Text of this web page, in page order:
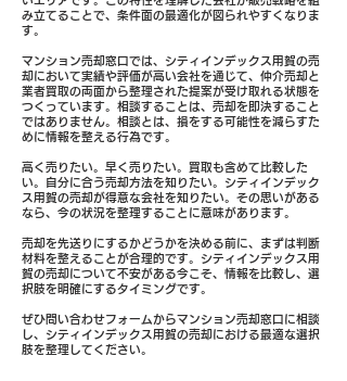
み立てることで、条件面の最適化が図られやすくなりま
す。
マンション売却窓口では、シティインデックス用賀の売
却において実績や評価が高い会社を通じて、仲介売却と
業者買取の両面から整理された提案が受け取れる状態を
つくっています。相談することは、売却を即決すること
ではありません。相談とは、損をする可能性を減らすた
めに情報を整える行為です。
高く売りたい。早く売りたい。買取も含めて比較した
い。自分に合う売却方法を知りたい。シティインデック
ス用賀の売却が得意な会社を知りたい。その思いがある
なら、今の状況を整理することに意味があります。
売却を先送りにするかどうかを決める前に、まずは判断
材料を整えることが合理的です。シティインデックス用
賀の売却について不安がある今こそ、情報を比較し、選
択肢を明確にするタイミングです。
ぜひ問い合わせフォームからマンション売却窓口に相談
し、シティインデックス用賀の売却における最適な選択
肢を整理してください。